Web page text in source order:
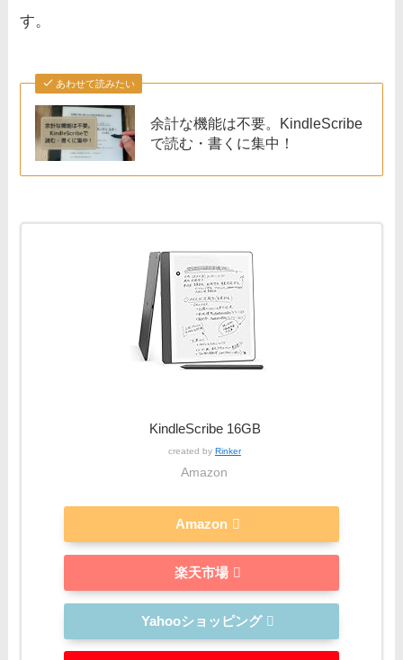
す。
あわせて読みたい
余計な機能は不要。KindleScribe
で読む・書くに集中！
KindleScribe 16GB
created by Rinker
Amazon
Amazon
楽天市場
Yahooショッピング